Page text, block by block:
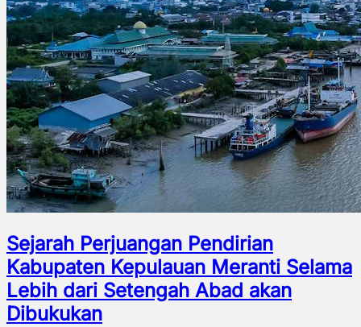
Sejarah Perjuangan Pendirian
Kabupaten Kepulauan Meranti Selama
Lebih dari Setengah Abad akan
Dibukukan